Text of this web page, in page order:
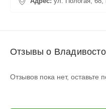
Отзывы о
Отзывов пока нет, оставьте